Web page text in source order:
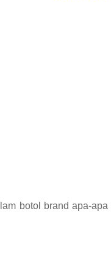
botol brand apa-apa